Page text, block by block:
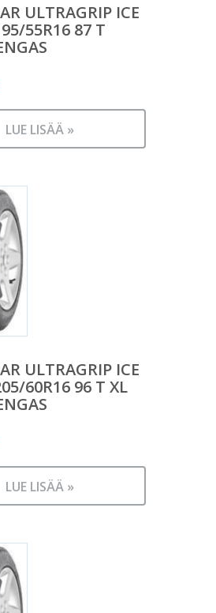
ULTRAGRIP ICE
55R16 87 T
LUE LISÄÄ »
ULTRAGRIP ICE
60R16 96 T XL
LUE LISÄÄ »